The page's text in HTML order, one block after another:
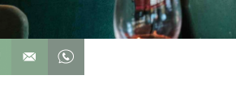
aan favorieten
dit op twitter
Deel dit op pinterest